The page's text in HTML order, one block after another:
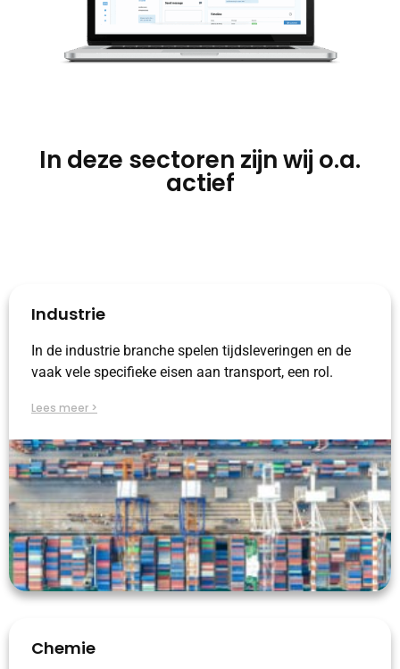
In deze sectoren zijn wij o.a.
actief
Industrie
In de industrie branche spelen tijdsleveringen en de
vaak vele specifieke eisen aan transport, een rol.
Lees meer >
Chemie